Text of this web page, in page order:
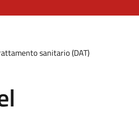
sanitario (DAT)